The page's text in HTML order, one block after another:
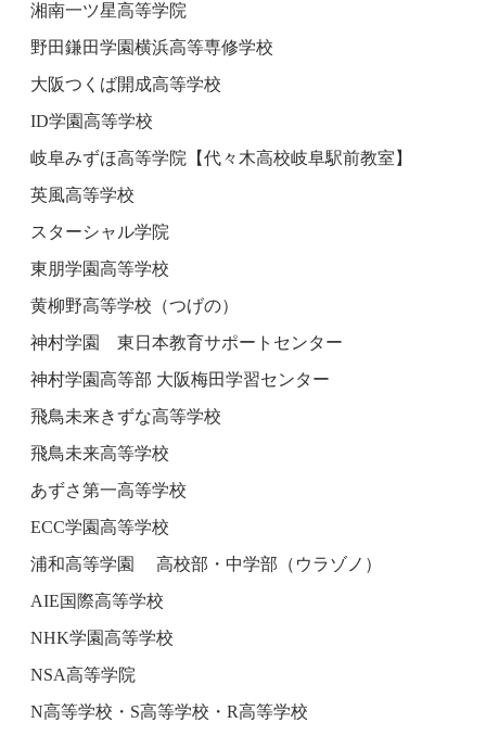
湘南一ツ星高等学院
野田鎌田学園横浜高等専修学校
大阪つくば開成高等学校
ID学園高等学校
岐阜みずほ高等学院【代々木高校岐阜駅前教室】
英風高等学校
スターシャル学院
東朋学園高等学校
黄柳野高等学校（つげの）
神村学園 東日本教育サポートセンター
神村学園高等部 大阪梅田学習センター
飛鳥未来きずな高等学校
飛鳥未来高等学校
あずさ第一高等学校
ECC学園高等学校
浦和高等学園 高校部・中学部（ウラゾノ）
AIE国際高等学校
NHK学園高等学校
NSA高等学院
N高等学校・S高等学校・R高等学校